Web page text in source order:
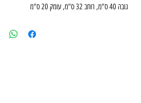
גובה 40 ס"מ, רוחב 32 ס"מ, עומק 20 ס"מ